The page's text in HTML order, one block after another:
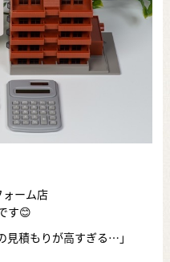
ーム店
す😊
見積もりが高すぎる…」